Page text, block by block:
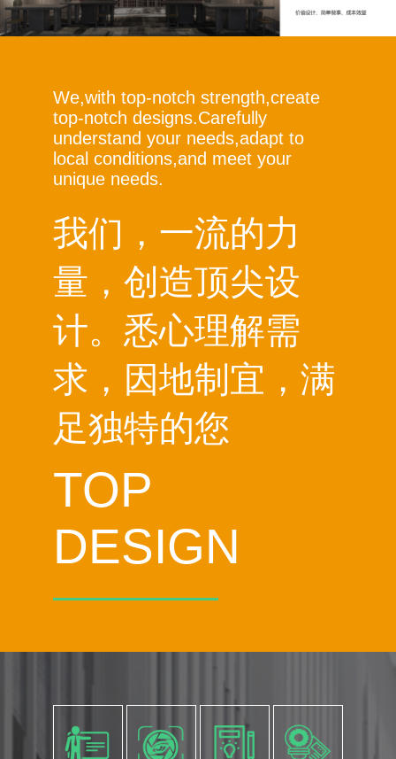
We,with top-notch strength,create
top-notch designs.Carefully
understand your needs,adapt to
local conditions,and meet your
unique needs.
我们，一流的力
量，创造顶尖设
计。悉心理解需
求，因地制宜，满
足独特的您
TOP
DESIGN